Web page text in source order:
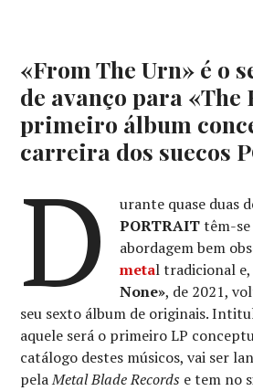
«From The Urn» é o
de avanço para «The
primeiro álbum
carreira dos suecos
D
urante quase duas
PORTRAITtêm-se
abordagem bem
metal tradicional e,
None», de 2021,
seu sexto álbum de originais.
aquele será o primeiro LP
catálogo destes músicos, vai ser
pelaMetal Blade Records e tem no